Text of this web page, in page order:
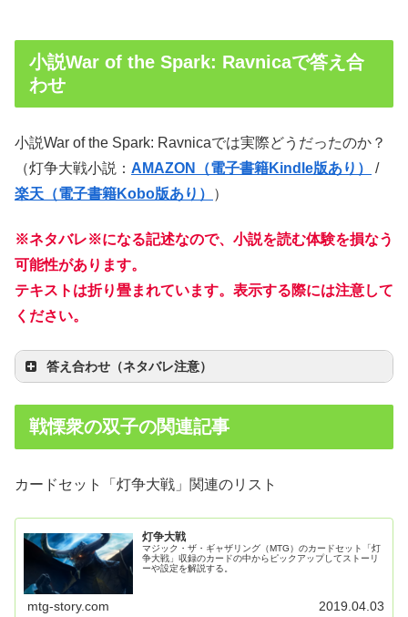
小説War of the Spark: Ravnicaで答え合
わせ
小説War of the Spark: Ravnicaでは実際どうだったのか？
（灯争大戦小説： AMAZON（電子書籍Kindle版あり）
/
楽天（電子書籍Kobo版あり）
）
※ネタバレ※になる記述なので、小説を読む体験を損なう
可能性があります。
テキストは折り畳まれています。表示する際には注意して
ください。
答え合わせ（ネタバレ注意）
戦慄衆の双子の関連記事
カードセット「灯争大戦」関連のリスト
灯争大戦
マジック・ザ・ギャザリング（MTG）のカードセット「灯
争大戦」収録のカードの中からピックアップしてストーリ
ーや設定を解説する。
mtg-story.com 2019.04.03